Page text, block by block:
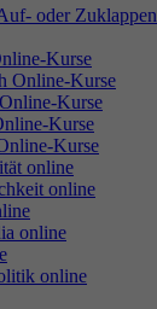
oder Zuklappen
Kurse
Online-Kurse
Kurse
Kurse
Kurse
online
online
online
online